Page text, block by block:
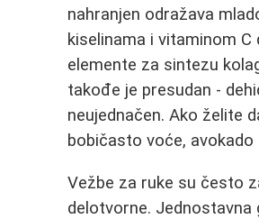
nahranjen odražava
kiselinama i vitaminom
elemente za sintezu
takođe je presudan -
neujednačen. Ako želite
bobičasto voće,
Vežbe za ruke su često
delotvorne. Jednostavna